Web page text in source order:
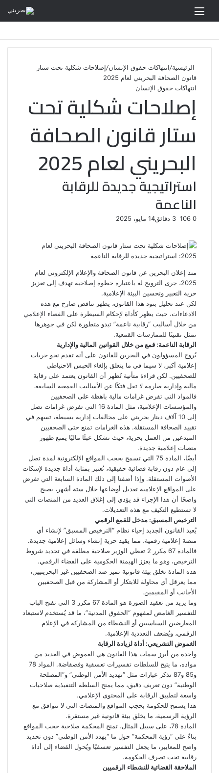
الرئيسية/انتهاكات حقوق الإنسان/إصلاحات شكلية تحت ستار
قانون الصحافة البحريني لعام 2025
انتهاكات حقوق الإنسان
إصلاحات شكلية تحت
ستار قانون الصحافة
البحريني لعام 2025
استراتيجية جديدة للرقابة
الناعمة
14 مايو، 2025 0
ي
س
ب
ك
و
ي
ت
ي
ن
ك
د
إ
ن
u
m
b
l
ن
ت
ي
ر
ي
س
ت
e
d
d
i
ت
س
ا
ب
منذ إعلان البحرين عن قانون الصحافة والإعلام الإلكتروني لعام
2025، جرى الترويج له باعتباره خطوة إصلاحية تهدف إلى تعزيز
حرية التعبير وتحسين البيئة الإعلامية.
لكن عند تحليل بنود هذا القانون، يظهر تناقض صارخ مع هذه
الادعاءات، حيث يظهر كأداة لإحكام السيطرة على الفضاء الإعلامي
من خلال أساليب “رقابية ناعمة” تبدو متطورة لكن في جوهرها
تمثل تقنينًا للممارسات القمعية.
الرقابة الناعمة: قمع من خلال القوانين المالية والإدارية
يُروج المسؤولون في البحرين للقانون على أنه تقدم نحو حريات
إعلامية أكبر، لا سيما في ما يتعلق بإلغاء الحبس الاحتياطي
للصحفيين. لكن قراءة متأنية تُظهر أن القانون يعتمد على رقابة
مالية وإدارية صارمة لا تقل فتكًا عن الأساليب القمعية السابقة.
فالمواد التي تفرض غرامات مالية باهظة على الصحفيين
والمؤسسات الإعلامية، مثل المادة 16 التي تفرض غرامات تصل
إلى 10 آلاف دينار بحريني على مخالفات إدارية بسيطة، تسهم في
تقييد الصحافة المستقلة. هذه الغرامات تمنع حتى الصحفيين
المبدعين من العمل بحرية، حيث تشكل عبئًا ماليًا يمنع ظهور
منصات إعلامية جديدة.
أيضًا، المادة 75 التي تسمح بحجب المواقع الإلكترونية لمدة تصل
إلى عام دون رقابة قضائية حقيقية، تُعتبر بمثابة أداة جديدة لإسكات
الأصوات المستقلة. وإذا أضفنا إلى ذلك المادة السابعة التي تفرض
على المواقع الإعلامية تعديل أوضاعها خلال ستة أشهر، يصبح
واضحًا أن هذا الإجراء قد يؤدي إلى إغلاق العديد من المنصات التي
لا تستطيع التكيف مع هذه التعديلات.
الترخيص المسبق: مدخل للقمع الرقمي
يُعيد القانون الجديد إحياء نظام “الترخيص المسبق” لإنشاء أي
منصة إعلامية رقمية، مما يقيد حرية إنشاء وسائل إعلامية جديدة.
فالمادة 67 مكرر 2 تعطي الوزير صلاحية مطلقة في تحديد شروط
الترخيص، وهو ما يعزز الهيمنة الحكومية على الفضاء الرقمي.
هذه المادة تخلق بيئة قانونية تميز ضد الصحفيين غير البحرينيين،
مما يعرقل أي محاولة للابتكار أو المشاركة من قبل الصحفيين
الأجانب أو المقيمين.
وما يزيد من تعقيد الصورة هو المادة 67 مكرر 3 التي تفتح الباب
للتفسير الغامض لمفهوم “الحقوق المدنية”، ما قد يُستخدم لاستبعاد
المعارضين السياسيين أو النشطاء من المشاركة في الإعلام
الرقمي، ويُضعف التعددية الإعلامية.
الغموض التشريعي: أداة لزيادة الرقابة
واحدة من أبرز سمات هذا القانون هي الغموض في العديد من
مواده، ما يتيح للسلطات تفسيرات تعسفية وفضفاضة. المواد 78
و85 و87 تذكر عبارات مثل “تهديد الأمن الوطني” و”المصلحة
الوطنية” دون تعريف دقيق، مما يمنح السلطة التنفيذية صلاحيات
واسعة لتطبيق الرقابة على المحتوى الإعلامي.
هذا يسمح للحكومة بحجب المواقع والمنصات التي لا تتوافق مع
الرؤية الرسمية، ما يخلق بيئة قانونية غير مستقرة.
المادة 78، على سبيل المثال، تمنح المحكمة صلاحية حجب المواقع
بناءً على “رؤية المحكمة” حول ما “يهدد الأمن الوطني” دون تحديد
واضح للمعايير، ما يجعل التفسير تعسفيًا ويُحول القضاء إلى أداة
رقابية تحت تصرف الحكومة.
الملاحقة القضائية للنشطاء الرقميين